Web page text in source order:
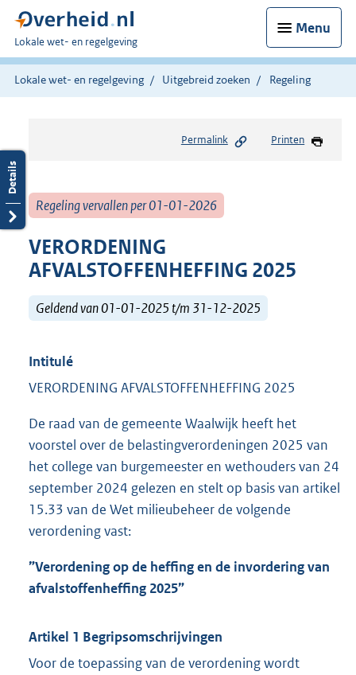
Menu
U
bent
hier:
Lokale wet- en regelgeving
Lokale wet- en regelgeving Uitgebreid zoeken Regeling
Permalink Printen
Regeling vervallen per 01-01-2026
VERORDENING
AFVALSTOFFENHEFFING 2025
Geldend van 01-01-2025 t/m 31-12-2025
Intitulé
VERORDENING AFVALSTOFFENHEFFING 2025
De raad van de gemeente Waalwijk heeft het
voorstel over de belastingverordeningen 2025 van
het college van burgemeester en wethouders van 24
september 2024 gelezen en stelt op basis van artikel
15.33 van de Wet milieubeheer de volgende
verordening vast:
”Verordening op de heffing en de invordering van
afvalstoffenheffing 2025”
Artikel 1 Begripsomschrijvingen
Voor de toepassing van de verordening wordt